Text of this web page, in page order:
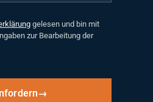
gelesen und bin mit
zur Bearbeitung der